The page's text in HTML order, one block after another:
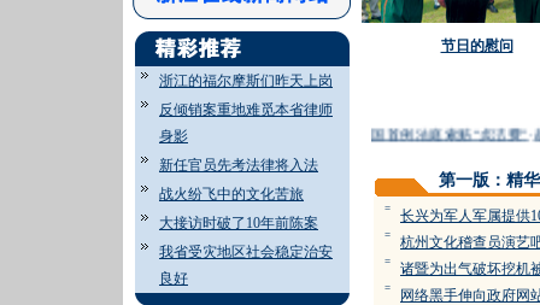
浙江的福尔摩斯们昨天上岗
反倾销案重地难觅本省律师
身影
新任官员先考法律将入法
战火纷飞中的文化苦旅
大接访时破了10年前陈案
我省受灾地区社会稳定治安
良好
节日的慰问
中国首例法庭索赔“贞洁费”·劫
第一版：精
= 长兴为军人军属提供
= 杭州文化稽查员演艺
= 诸暨为出气破坏挖机
= 网络黑手伸向政府网